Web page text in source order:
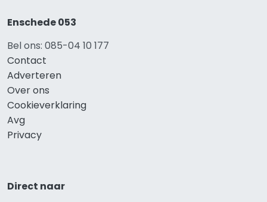
Enschede 053
Bel ons: 085-04 10 177
Contact
Adverteren
Over ons
Cookieverklaring
Avg
Privacy
Direct naar